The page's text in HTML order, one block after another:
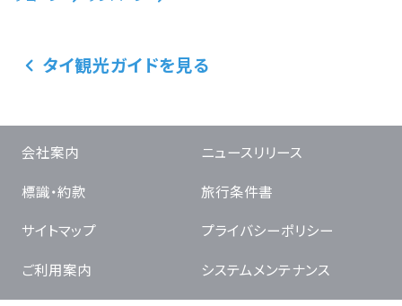
タイ観光ガイドを見る
会社案内 ニュースリリース
標識・約款 旅行条件書
サイトマップ プライバシーポリシー
ご利用案内 システムメンテナンス